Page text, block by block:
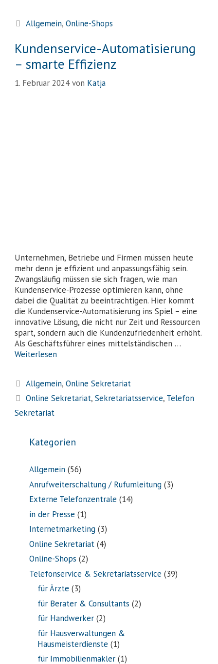
Allgemein,Online-Shops
Kundenservice-Automatisierung
– smarte Effizienz
1. Februar 2024 von Katja
Unternehmen, Betriebe und Firmen müssen heute
mehr denn je effizient und anpassungsfähig sein.
Zwangsläufig müssen sie sich fragen, wie man
Kundenservice-Prozesse optimieren kann, ohne
dabei die Qualität zu beeinträchtigen. Hier kommt
die Kundenservice-Automatisierung ins Spiel – eine
innovative Lösung, die nicht nur Zeit und Ressourcen
spart, sondern auch die Kundenzufriedenheit erhöht.
Als Geschäftsführer eines mittelständischen …
Weiterlesen
Allgemein,Online Sekretariat
Online Sekretariat,Sekretariatsservice, Telefon
Sekretariat
Kategorien
Allgemein (56)
Anrufweiterschaltung / Rufumleitung (3)
Externe Telefonzentrale (14)
in der Presse (1)
Internetmarketing (3)
Online Sekretariat (4)
Online-Shops (2)
Telefonservice & Sekretariatsservice (39)
für Ärzte (3)
für Berater & Consultants (2)
für Handwerker (2)
für Hausverwaltungen &
Hausmeisterdienste (1)
für Immobilienmakler (1)